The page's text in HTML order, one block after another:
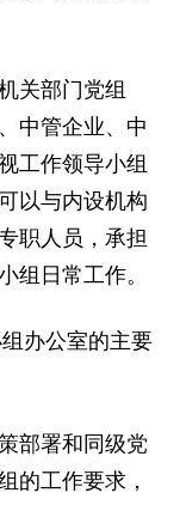
关部门党组
中管企业、中
工作领导小组
以与内设机构
职人员，承担
组日常工作。
办公室的主要
部署和同级党
的工作要求，